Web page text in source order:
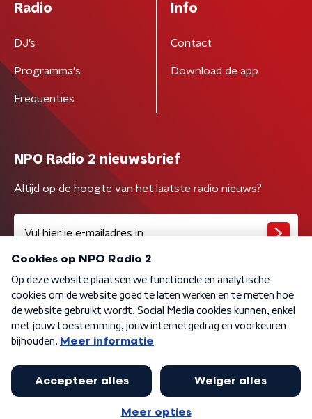
Radio
DJ’s
Programma's
Frequenties
Info
Contact
Download de app
NPO Radio 2 nieuwsbrief
Altijd op de hoogte van het laatste radio nieuws?
Algemene voorwaarden